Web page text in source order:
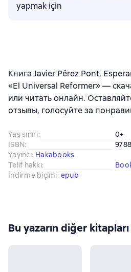
yapmak için
Книга Javier Pérez Pont,
«El Universal Reformer» —
или читать онлайн.
отзывы, голосуйте за
Yaş sınırı:
0+
ISBN:
Yayıncı: Hakabooks
Telif hakkı:
İndirme biçimi: epub
Bu yazarın diğer kitapları